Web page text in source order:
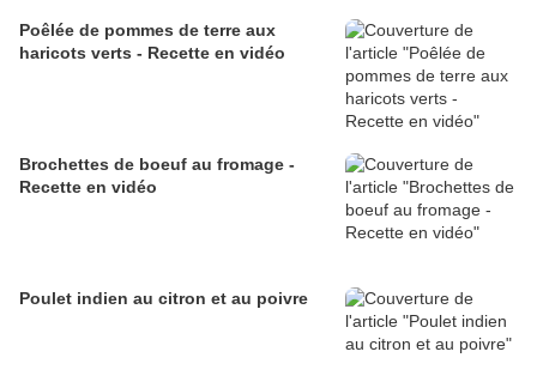
Poêlée de pommes de terre aux
haricots verts - Recette en vidéo
Brochettes de boeuf au fromage -
Recette en vidéo
Poulet indien au citron et au poivre